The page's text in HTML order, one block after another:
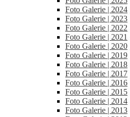
Foto Galerie | 2024
Foto Galerie | 2023
Foto Galerie | 2022
Foto Galerie | 2021
Foto Galerie | 2020
Foto Galerie | 2019
Foto Galerie | 2018
Foto Galerie | 2017
Foto Galerie | 2016
Foto Galerie | 2015
Foto Galerie | 2014
Foto Galerie | 2013